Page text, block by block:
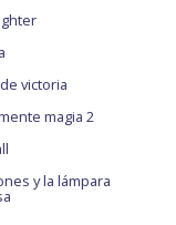
victoria
magia 2
y la lámpara